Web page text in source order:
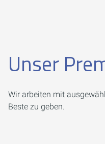
Unser
Wir arbeiten mit
Beste zu geben.